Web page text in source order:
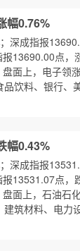
幅0.76%
深成指报
13690.00点，
面上，电子领
品饮料、银行
幅0.43%
深成指报
13531.07点，
面上，石油石
建筑材料、电